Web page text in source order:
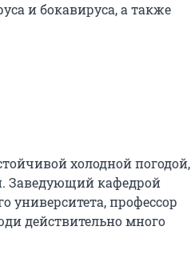
и бокавируса, а также
холодной погодой,
Заведующий кафедрой
университета, профессор
действительно много